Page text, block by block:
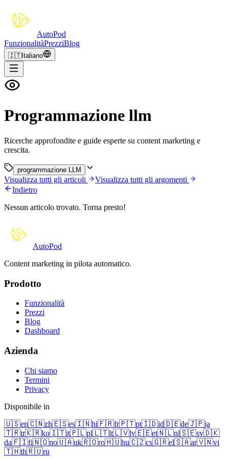
AutoPod
FunzionalitàPrezziBlog
🇮🇹Italiano
Programmazione llm
Ricerche approfondite e guide esperte su content marketing e
crescita.
programmazione LLM
Visualizza tutti gli articoli
Visualizza tutti gli argomenti
Indietro
Nessun articolo trovato. Torna presto!
AutoPod
Content marketing in pilota automatico.
Prodotto
Funzionalità
Prezzi
Blog
Dashboard
Azienda
Chi siamo
Termini
Privacy
Disponibile in
🇺🇸en🇨🇳zh🇪🇸es🇮🇳hi🇫🇷fr🇵🇹pt🇮🇩id🇩🇪de🇯🇵ja
🇹🇷tr🇰🇷ko🇮🇹it🇵🇱pl🇱🇹lt🇱🇻lv🇪🇪et🇳🇱nl🇸🇪sv🇩🇰
da🇫🇮fi🇳🇴no🇺🇦uk🇷🇴ro🇭🇺hu🇨🇿cs🇬🇷el🇸🇦ar🇻🇳vi
🇹🇭th🇷🇺ru